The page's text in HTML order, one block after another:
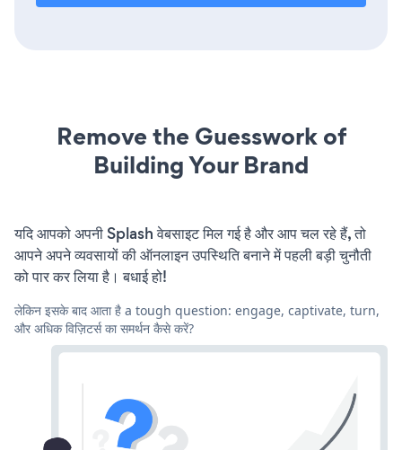
Remove the Guesswork of
Building Your Brand
यदि आपको अपनी Splash वेबसाइट मिल गई है और आप चल रहे हैं, तो
आपने अपने व्यवसायों की ऑनलाइन उपस्थिति बनाने में पहली बड़ी चुनौती
को पार कर लिया है। बधाई हो!
लेकिन इसके बाद आता है a tough question: engage, captivate, turn,
और अधिक विज़िटर्स का समर्थन कैसे करें?